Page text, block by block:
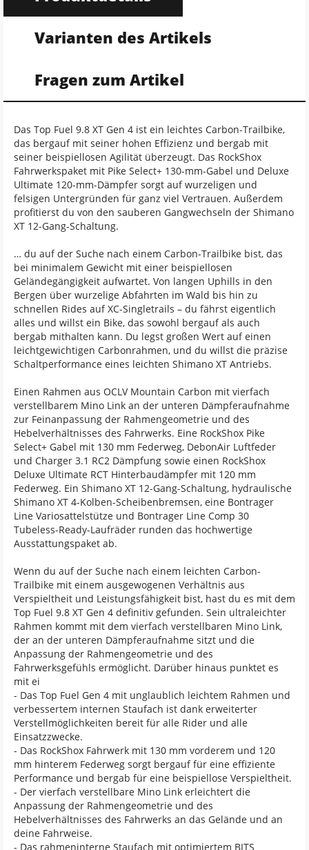
Varianten des Artikels
Fragen zum Artikel
Das Top Fuel 9.8 XT Gen 4 ist ein leichtes Carbon-Trailbike,
das bergauf mit seiner hohen Effizienz und bergab mit
seiner beispiellosen Agilität überzeugt. Das RockShox
Fahrwerkspaket mit Pike Select+ 130-mm-Gabel und Deluxe
Ultimate 120-mm-Dämpfer sorgt auf wurzeligen und
felsigen Untergründen für ganz viel Vertrauen. Außerdem
profitierst du von den sauberen Gangwechseln der Shimano
XT 12-Gang-Schaltung.
… du auf der Suche nach einem Carbon-Trailbike bist, das
bei minimalem Gewicht mit einer beispiellosen
Geländegängigkeit aufwartet. Von langen Uphills in den
Bergen über wurzelige Abfahrten im Wald bis hin zu
schnellen Rides auf XC-Singletrails – du fährst eigentlich
alles und willst ein Bike, das sowohl bergauf als auch
bergab mithalten kann. Du legst großen Wert auf einen
leichtgewichtigen Carbonrahmen, und du willst die präzise
Schaltperformance eines leichten Shimano XT Antriebs.
Einen Rahmen aus OCLV Mountain Carbon mit vierfach
verstellbarem Mino Link an der unteren Dämpferaufnahme
zur Feinanpassung der Rahmengeometrie und des
Hebelverhältnisses des Fahrwerks. Eine RockShox Pike
Select+ Gabel mit 130 mm Federweg, DebonAir Luftfeder
und Charger 3.1 RC2 Dämpfung sowie einen RockShox
Deluxe Ultimate RCT Hinterbaudämpfer mit 120 mm
Federweg. Ein Shimano XT 12-Gang-Schaltung, hydraulische
Shimano XT 4-Kolben-Scheibenbremsen, eine Bontrager
Line Variosattelstütze und Bontrager Line Comp 30
Tubeless-Ready-Laufräder runden das hochwertige
Ausstattungspaket ab.
Wenn du auf der Suche nach einem leichten Carbon-
Trailbike mit einem ausgewogenen Verhältnis aus
Verspieltheit und Leistungsfähigkeit bist, hast du es mit dem
Top Fuel 9.8 XT Gen 4 definitiv gefunden. Sein ultraleichter
Rahmen kommt mit dem vierfach verstellbaren Mino Link,
der an der unteren Dämpferaufnahme sitzt und die
Anpassung der Rahmengeometrie und des
Fahrwerksgefühls ermöglicht. Darüber hinaus punktet es
mit ei
- Das Top Fuel Gen 4 mit unglaublich leichtem Rahmen und
verbessertem internen Staufach ist dank erweiterter
Verstellmöglichkeiten bereit für alle Rider und alle
Einsatzzwecke.
- Das RockShox Fahrwerk mit 130 mm vorderem und 120
mm hinterem Federweg sorgt bergauf für eine effiziente
Performance und bergab für eine beispiellose Verspieltheit.
- Der vierfach verstellbare Mino Link erleichtert die
Anpassung der Rahmengeometrie und des
Hebelverhältnisses des Fahrwerks an das Gelände und an
deine Fahrweise.
- Das rahmeninterne Staufach mit optimiertem BITS